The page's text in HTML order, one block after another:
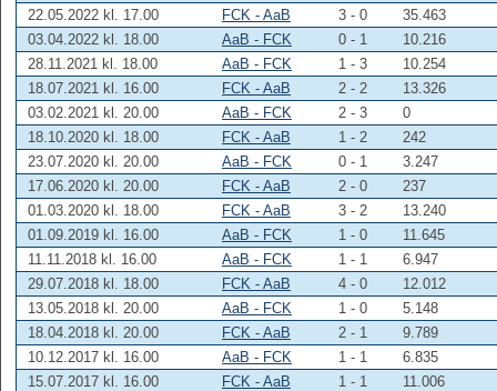
22.05.2022 kl. 17.00
FCK - AaB 3 - 0
35.463
03.04.2022 kl. 18.00
AaB - FCK 0 - 1
10.216
28.11.2021 kl. 18.00
AaB - FCK 1 - 3
10.254
18.07.2021 kl. 16.00
FCK - AaB 2 - 2
13.326
03.02.2021 kl. 20.00
AaB - FCK 2 - 3
0
18.10.2020 kl. 18.00
FCK - AaB 1 - 2
242
23.07.2020 kl. 20.00
AaB - FCK 0 - 1
3.247
17.06.2020 kl. 20.00
FCK - AaB 2 - 0
237
01.03.2020 kl. 18.00
FCK - AaB 3 - 2
13.240
01.09.2019 kl. 16.00
AaB - FCK 1 - 0
11.645
11.11.2018 kl. 16.00
AaB - FCK 1 - 1
6.947
29.07.2018 kl. 18.00
FCK - AaB 4 - 0
12.012
13.05.2018 kl. 20.00
AaB - FCK 1 - 0
5.148
18.04.2018 kl. 20.00
FCK - AaB 2 - 1
9.789
10.12.2017 kl. 16.00
AaB - FCK 1 - 1
6.835
15.07.2017 kl. 16.00
FCK - AaB 1 - 1
11.006